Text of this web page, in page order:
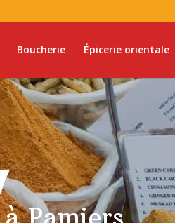
Boucherie Épicerie orientale
Pamiers